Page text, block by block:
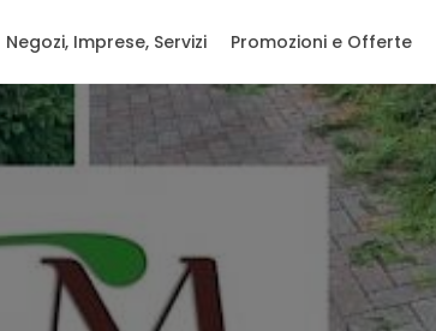
Negozi, Imprese, Servizi Promozioni e Offerte